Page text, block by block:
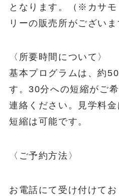
となります。（※カサ
リーの販売所がございま
〈所要時間について〉
基本プログラムは、約
す。30分への短縮がご
連絡ください。見学料
短縮は可能です。
〈ご予約方法〉
お電話にて受け付けてお